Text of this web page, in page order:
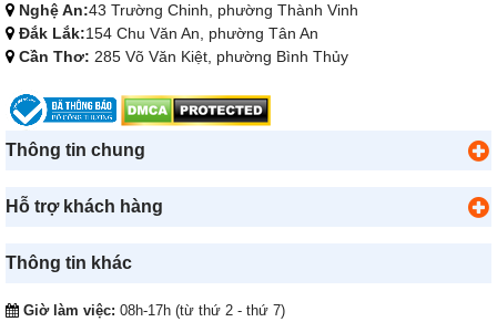
Nghệ An:43 Trường Chinh, phường Thành Vinh
Đắk Lắk:154 Chu Văn An, phường Tân An
Cần Thơ: 285 Võ Văn Kiệt, phường Bình Thủy
Thông tin chung
Hỗ trợ khách hàng
Thông tin khác
Giờ làm việc: 08h-17h (từ thứ 2 - thứ 7)